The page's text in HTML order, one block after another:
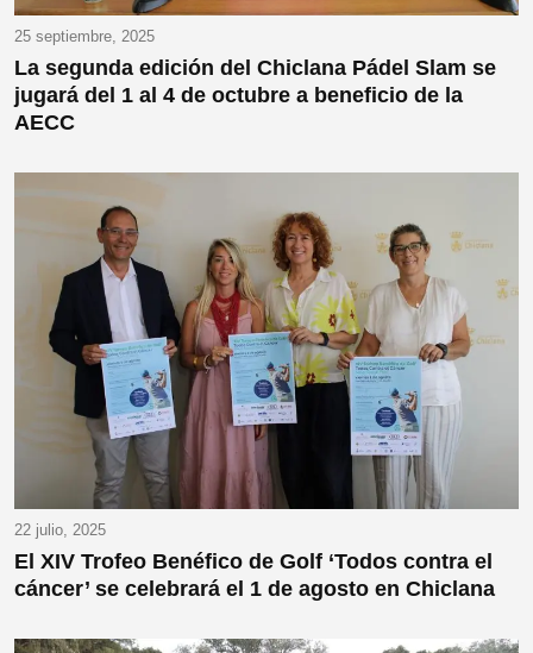
25 septiembre, 2025
La segunda edición del Chiclana Pádel Slam se
jugará del 1 al 4 de octubre a beneficio de la
AECC
22 julio, 2025
El XIV Trofeo Benéfico de Golf ‘Todos contra el
cáncer’ se celebrará el 1 de agosto en Chiclana